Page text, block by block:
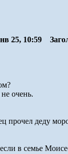
25, 10:59
очень.
прочел деду
в семье